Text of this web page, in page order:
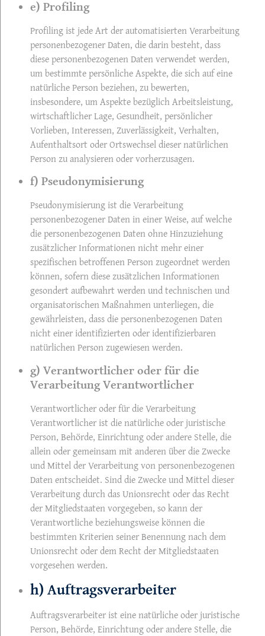
e) Profiling
Profiling ist jede Art der automatisierten Verarbeitung
personenbezogener Daten, die darin besteht, dass
diese personenbezogenen Daten verwendet werden,
um bestimmte persönliche Aspekte, die sich auf eine
natürliche Person beziehen, zu bewerten,
insbesondere, um Aspekte bezüglich Arbeitsleistung,
wirtschaftlicher Lage, Gesundheit, persönlicher
Vorlieben, Interessen, Zuverlässigkeit, Verhalten,
Aufenthaltsort oder Ortswechsel dieser natürlichen
Person zu analysieren oder vorherzusagen.
f) Pseudonymisierung
Pseudonymisierung ist die Verarbeitung
personenbezogener Daten in einer Weise, auf welche
die personenbezogenen Daten ohne Hinzuziehung
zusätzlicher Informationen nicht mehr einer
spezifischen betroffenen Person zugeordnet werden
können, sofern diese zusätzlichen Informationen
gesondert aufbewahrt werden und technischen und
organisatorischen Maßnahmen unterliegen, die
gewährleisten, dass die personenbezogenen Daten
nicht einer identifizierten oder identifizierbaren
natürlichen Person zugewiesen werden.
g) Verantwortlicher oder für die
Verarbeitung Verantwortlicher
Verantwortlicher oder für die Verarbeitung
Verantwortlicher ist die natürliche oder juristische
Person, Behörde, Einrichtung oder andere Stelle, die
allein oder gemeinsam mit anderen über die Zwecke
und Mittel der Verarbeitung von personenbezogenen
Daten entscheidet. Sind die Zwecke und Mittel dieser
Verarbeitung durch das Unionsrecht oder das Recht
der Mitgliedstaaten vorgegeben, so kann der
Verantwortliche beziehungsweise können die
bestimmten Kriterien seiner Benennung nach dem
Unionsrecht oder dem Recht der Mitgliedstaaten
vorgesehen werden.
h) Auftragsverarbeiter
Auftragsverarbeiter ist eine natürliche oder juristische
Person, Behörde, Einrichtung oder andere Stelle, die